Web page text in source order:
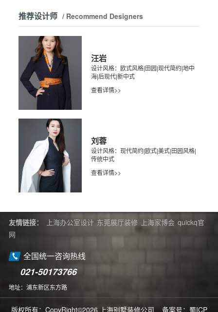
推荐设计师 / Recommend Designers
汪岩
设计风格：欧式风格|田园|现代简约|地中
海|后现代|新中式
查看详情>>
刘蓉
设计风格：现代简约|欧式|美式|田园风格|
传统中式
查看详情>>
友情链接： 上海办公室设计 东莞展厅装修 上海家博会 quickq官
网
全国统一咨询热线
021-50173766
地址：浦东新区东方路
版权所有：CopyRight©2026 上海别墅装修公司 备案号： 蜀ICP